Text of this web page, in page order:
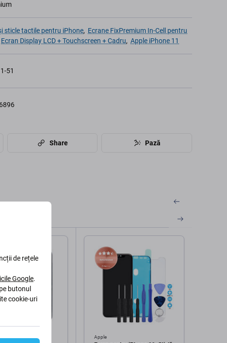
sticle tactile pentru iPhone, Ecrane FixPremium In-Cell pentru
Ecran Display LCD + Touchscreen + Cadru, Apple iPhone 11
51
Share Pază
Apple
de rețele
Google.
butonul
cookie-uri